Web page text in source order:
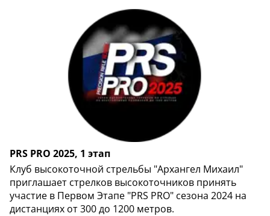
PRS PRO 2025, 1 этап
Клуб высокоточной стрельбы "Архангел Михаил"
приглашает стрелков высокоточников принять
участие в Первом Этапе "PRS PRO" сезона 2024 на
дистанциях от 300 до 1200 метров.